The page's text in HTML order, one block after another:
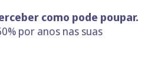
como pode poupar.
por anos nas suas